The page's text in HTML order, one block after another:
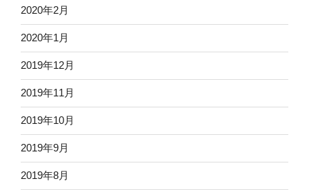
2020年2月
2020年1月
2019年12月
2019年11月
2019年10月
2019年9月
2019年8月